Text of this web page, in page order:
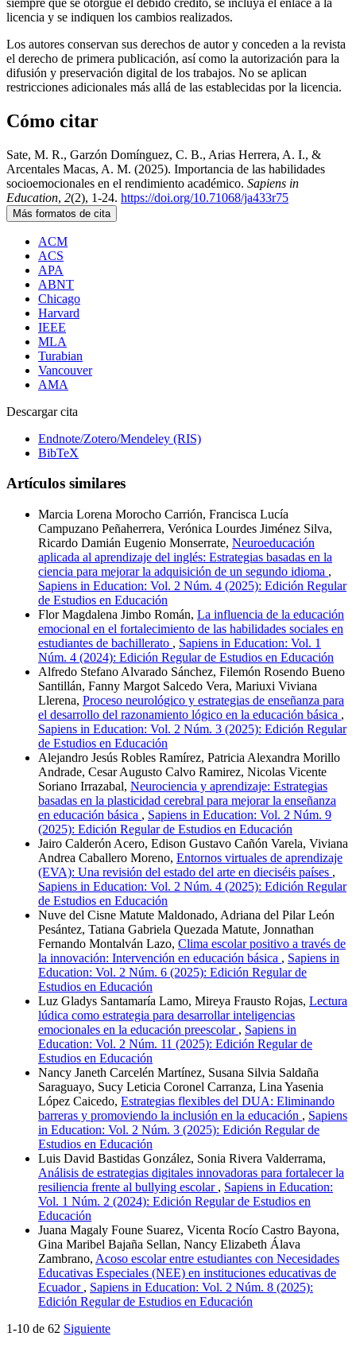
licencia y se indiquen los cambios realizados.
Los autores conservan sus derechos de autor y conceden a la revista
el derecho de primera publicación, así como la autorización para la
difusión y preservación digital de los trabajos. No se aplican
restricciones adicionales más allá de las establecidas por la licencia.
Cómo citar
Sate, M. R., Garzón Domínguez, C. B., Arias Herrera, A. I., &
Arcentales Macas, A. M. (2025). Importancia de las habilidades
socioemocionales en el rendimiento académico. Sapiens in
Education, 2(2), 1-24. https://doi.org/10.71068/ja433r75
Más formatos de cita
ACM
ACS
APA
ABNT
Chicago
Harvard
IEEE
MLA
Turabian
Vancouver
AMA
Descargar cita
Endnote/Zotero/Mendeley (RIS)
BibTeX
Artículos similares
Marcia Lorena Morocho Carrión, Francisca Lucía
Campuzano Peñaherrera, Verónica Lourdes Jiménez Silva,
Ricardo Damián Eugenio Monserrate, Neuroeducación
aplicada al aprendizaje del inglés: Estrategias basadas en la
ciencia para mejorar la adquisición de un segundo idioma ,
Sapiens in Education: Vol. 2 Núm. 4 (2025): Edición Regular
de Estudios en Educación
Flor Magdalena Jimbo Román, La influencia de la educación
emocional en el fortalecimiento de las habilidades sociales en
estudiantes de bachillerato , Sapiens in Education: Vol. 1
Núm. 4 (2024): Edición Regular de Estudios en Educación
Alfredo Stefano Alvarado Sánchez, Filemón Rosendo Bueno
Santillán, Fanny Margot Salcedo Vera, Mariuxi Viviana
Llerena, Proceso neurológico y estrategias de enseñanza para
el desarrollo del razonamiento lógico en la educación básica ,
Sapiens in Education: Vol. 2 Núm. 3 (2025): Edición Regular
de Estudios en Educación
Alejandro Jesús Robles Ramírez, Patricia Alexandra Morillo
Andrade, Cesar Augusto Calvo Ramirez, Nicolas Vicente
Soriano Irrazabal, Neurociencia y aprendizaje: Estrategias
basadas en la plasticidad cerebral para mejorar la enseñanza
en educación básica , Sapiens in Education: Vol. 2 Núm. 9
(2025): Edición Regular de Estudios en Educación
Jairo Calderón Acero, Edison Gustavo Cañón Varela, Viviana
Andrea Caballero Moreno, Entornos virtuales de aprendizaje
(EVA): Una revisión del estado del arte en dieciséis países ,
Sapiens in Education: Vol. 2 Núm. 4 (2025): Edición Regular
de Estudios en Educación
Nuve del Cisne Matute Maldonado, Adriana del Pilar León
Pesántez, Tatiana Gabriela Quezada Matute, Jonnathan
Fernando Montalván Lazo, Clima escolar positivo a través de
la innovación: Intervención en educación básica , Sapiens in
Education: Vol. 2 Núm. 6 (2025): Edición Regular de
Estudios en Educación
Luz Gladys Santamaría Lamo, Mireya Frausto Rojas, Lectura
lúdica como estrategia para desarrollar inteligencias
emocionales en la educación preescolar , Sapiens in
Education: Vol. 2 Núm. 11 (2025): Edición Regular de
Estudios en Educación
Nancy Janeth Carcelén Martínez, Susana Silvia Saldaña
Saraguayo, Sucy Leticia Coronel Carranza, Lina Yasenia
López Caicedo, Estrategias flexibles del DUA: Eliminando
barreras y promoviendo la inclusión en la educación , Sapiens
in Education: Vol. 2 Núm. 3 (2025): Edición Regular de
Estudios en Educación
Luis David Bastidas González, Sonia Rivera Valderrama,
Análisis de estrategias digitales innovadoras para fortalecer la
resiliencia frente al bullying escolar , Sapiens in Education:
Vol. 1 Núm. 2 (2024): Edición Regular de Estudios en
Educación
Juana Magaly Foune Suarez, Vicenta Rocío Castro Bayona,
Gina Maribel Bajaña Sellan, Nancy Elizabeth Álava
Zambrano, Acoso escolar entre estudiantes con Necesidades
Educativas Especiales (NEE) en instituciones educativas de
Ecuador , Sapiens in Education: Vol. 2 Núm. 8 (2025):
Edición Regular de Estudios en Educación
1-10 de 62 Siguiente